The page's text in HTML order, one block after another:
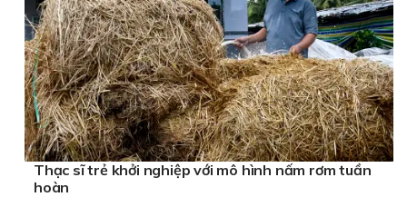
Thạc sĩ trẻ khởi nghiệp với mô hình nấm rơm tuần
hoàn